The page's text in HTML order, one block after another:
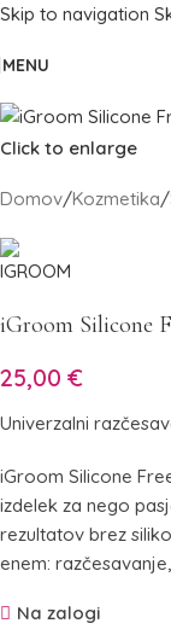
Skip to navigation
MENU
Click to enlarge
Domov/Kozmetika/
iGroom Silicone
25,00 €
Univerzalni
iGroom Silicone
izdelek za nego
rezultatov brez
enem:
Na zalogi